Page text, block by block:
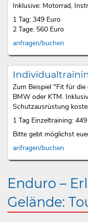
Inklusive: Motorrad,
1 Tag: 349 Euro
2 Tage: 560 Euro
anfragen/buchen
Zum Beispiel "Fit für
BMW oder KTM.
Schutzausrüstung
1 Tag Einzeltraining:
Bitte gebt möglichst
anfragen/buchen
Enduro –
Gelände: